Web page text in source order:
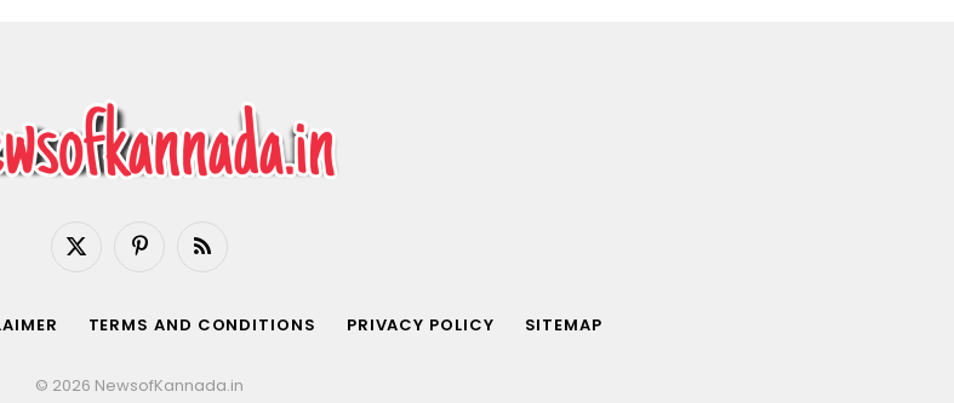
X
PinterestRSS
TERMS AND CONDITIONS PRIVACY POLICY SITEMAP
© 2026 NewsofKannada.in